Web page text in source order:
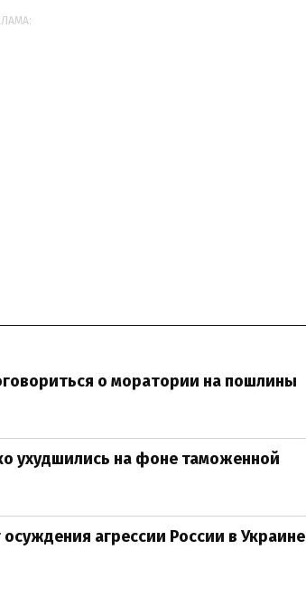
о моратории на пошлины
ухудшились на фоне таможенной
агрессии России в Украине